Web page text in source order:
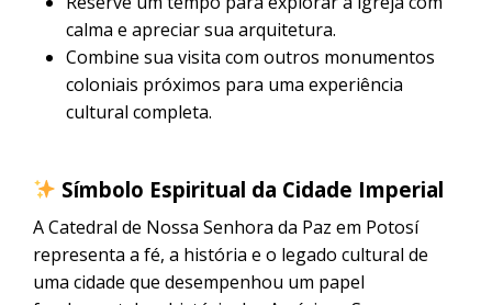
calma e apreciar sua arquitetura.
Combine sua visita com outros monumentos
coloniais próximos para uma experiência
cultural completa.
Símbolo Espiritual da Cidade Imperial
A Catedral de Nossa Senhora da Paz em Potosí
representa a fé, a história e o legado cultural de
uma cidade que desempenhou um papel